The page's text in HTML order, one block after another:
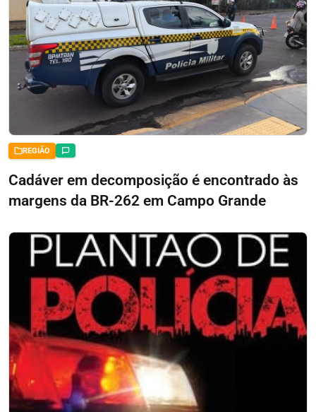
REGIÃO
Cadáver em decomposição é encontrado às
margens da BR-262 em Campo Grande